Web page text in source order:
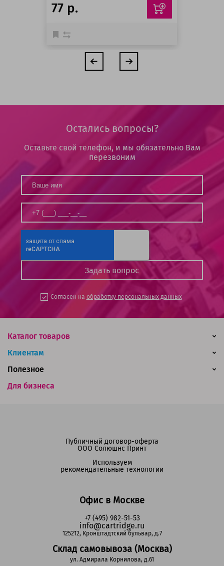
77 р.
Остались вопросы?
Оставьте свой телефон, и мы обязательно Вам
перезвоним
Согласен на обработку персональных данных
Каталог товаров
Клиентам
Для бизнеса
Полезное
Офис в Москве
+7 (495) 982-51-53
info@cartridge.ru
125212, Кронштадтский бульвар, д.7
Склад самовывоза (Москва)
ул. Адмирала Корнилова, д.61
Публичный договор-оферта
ООО Солюшнс Принт
Используем
рекомендательные технологии